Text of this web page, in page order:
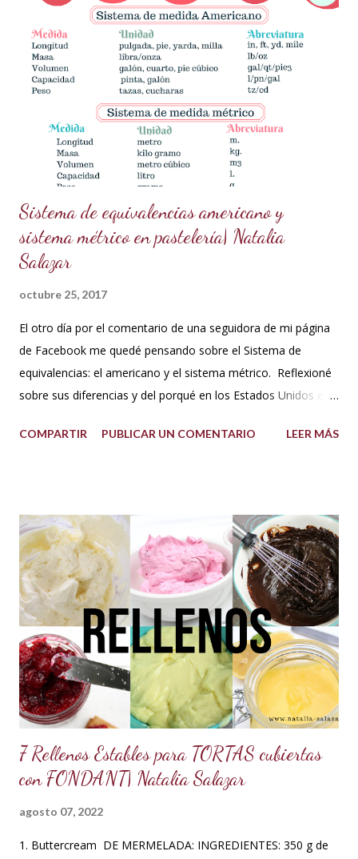
conseguir: 60 g de azúcar glass (cernida para evitar grumos).
15 ml de vodka (puedes sustituirlo por licor transparente) 5 g
de polvo dorado de grado alimenticio (asegúrate de que sea
seguro para el consumo y de alta calidad). 150 g de ganache
de chocolate (Si necesitas la receta, búscala aquí en mi blog
en publicaciones anteriores). ¿Cómo prepararlo? Prepara la
pasta dorada: En un recipiente pequeño,...
Sistema de equivalencias americano y
sistema métrico en pastelería| Natalia
Salazar
octubre 25, 2017
El otro día por el comentario de una seguidora de mi página
de Facebook me quedé pensando sobre el Sistema de
equivalencias: el americano y el sistema métrico. Reflexioné
sobre sus diferencias y del porqué en los Estados Unidos el
me dije: estos americanos son loquillos!!! Con todo esto
acuerdo, porque en los libros de repostería y tratados de
cocina de antes del milenio se utilizaba comúnmente el
sistema americano y no el métrico, o ambos como suelo
usarlo yo en mis recetas. En lo personal pienso que si soy
una pastelera debo manejar los dos sistemas de medidas
para así poder obtener los mejores resultados en mis
preparaciones y poder sacar con éxito cualquier receta. Así
que me fui a investigar y descubrí que los estado...
COMPARTIR PUBLICAR UN COMENTARIO LEER MÁS
7 Rellenos Estables para TORTAS cubiertas
con FONDANT| Natalia Salazar
agosto 07, 2022
1. Buttercream DE MERMELADA: INGREDIENTES: 350 g de